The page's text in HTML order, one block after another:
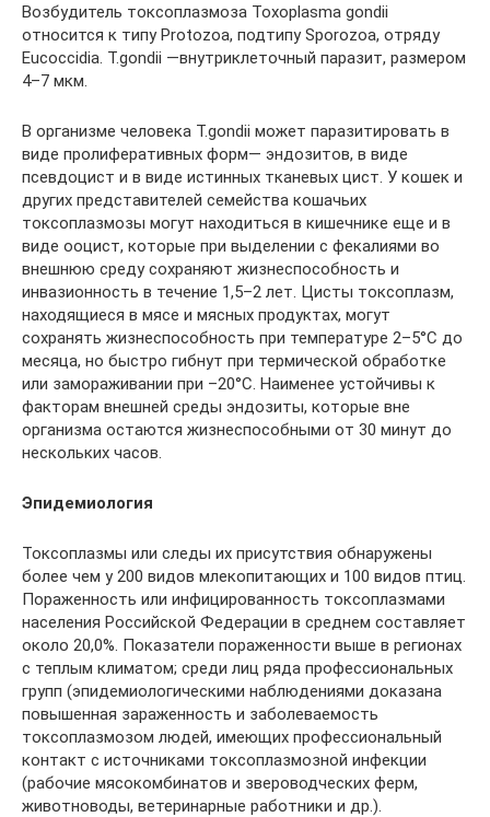
Возбудитель токсоплазмоза Toxoplasma gondii
относится к типу Protozoa, подтипу Sporozoа, отряду
Eucoccidia. T.gondii —внутриклеточный паразит, размером
4–7 мкм.
В организме человека T.gondii может паразитировать в
виде пролиферативных форм— эндозитов, в виде
псевдоцист и в виде истинных тканевых цист. У кошек и
других представителей семейства кошачьих
токсоплазмозы могут находиться в кишечнике еще и в
виде ооцист, которые при выделении с фекалиями во
внешнюю среду сохраняют жизнеспособность и
инвазионность в течение 1,5–2 лет. Цисты токсоплазм,
находящиеся в мясе и мясных продуктах, могут
сохранять жизнеспособность при температуре 2–5°C до
месяца, но быстро гибнут при термической обработке
или замораживании при –20°C. Наименее устойчивы к
факторам внешней среды эндозиты, которые вне
организма остаются жизнеспособными от 30 минут до
нескольких часов.
Эпидемиология
Токсоплазмы или следы их присутствия обнаружены
более чем у 200 видов млекопитающих и 100 видов птиц.
Пораженность или инфицированность токсоплазмами
населения Российской Федерации в среднем составляет
около 20,0%. Показатели пораженности выше в регионах
с теплым климатом; среди лиц ряда профессиональных
групп (эпидемиологическими наблюдениями доказана
повышенная зараженность и заболеваемость
токсоплазмозом людей, имеющих профессиональный
контакт с источниками токсоплазмозной инфекции
(рабочие мясокомбинатов и звероводческих ферм,
животноводы, ветеринарные работники и др.).